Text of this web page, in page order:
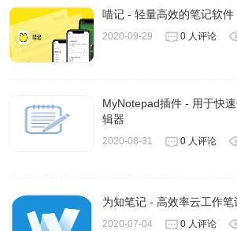
喵记 - 轻量高效的笔记软件
2020-09-29 0 人评论
MyNotepad插件 - 用于快
辑器
2020-08-31 0 人评论
为知笔记 - 高效率云工作笔
2020-07-04 0 人评论